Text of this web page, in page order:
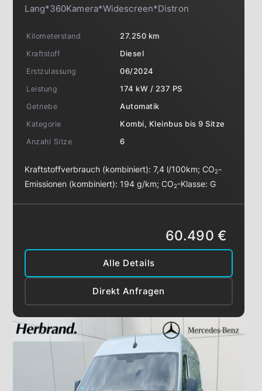
Lang*360Kamera*Widescreen*Distron
Kilometerstand
27.250 km
Kraftstoff
Diesel
Erstzulassung
06/2024
Leistung
174 kW / 237 PS
Getriebe
Automatik
Kategorie
Kombi, Kleinbus bis 9 Sitze
Anzahl Sitze
6
Kraftstoffverbrauch (kombiniert):7,4 l/100km;CO2-
Emissionen (kombiniert): 194 g/km;CO2-Klasse:G
Alle Details
Direkt Anfragen
60.490 €